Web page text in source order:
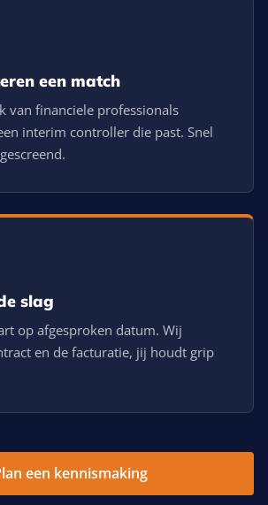
een match
van financiele professionals
interim controller die past. Snel
slag
op afgesproken datum. Wij
en de facturatie, jij houdt grip
een kennismaking